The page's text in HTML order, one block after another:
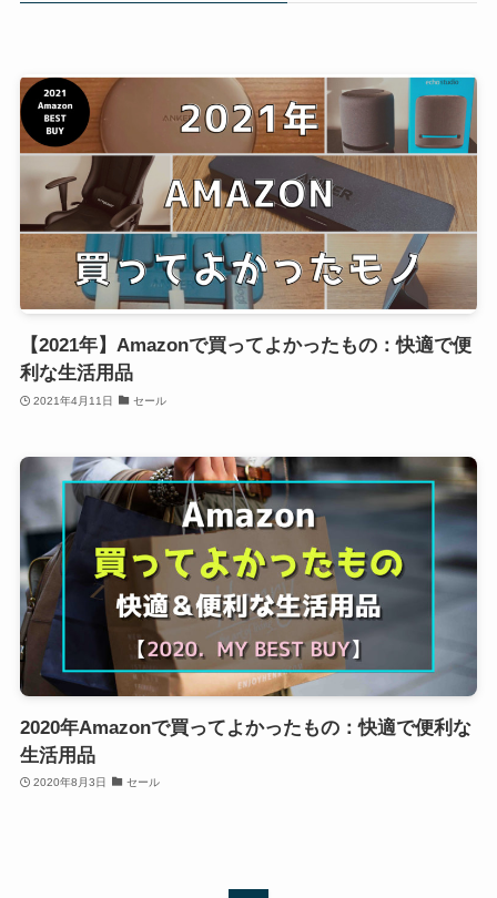
【2021年】Amazonで買ってよかったもの：快適で便
利な生活用品
2021年4月11日 セール
2020年Amazonで買ってよかったもの：快適で便利な
生活用品
2020年8月3日 セール